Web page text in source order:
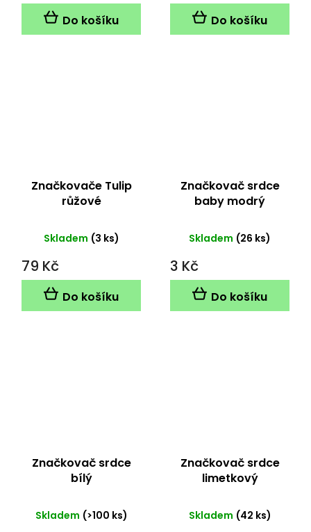
Do košíku Do košíku
Značkovače Tulip
růžové
Skladem (3 ks)
79 Kč
Do košíku
Značkovač srdce
baby modrý
Skladem (26 ks)
3 Kč
Do košíku
Značkovač srdce
bílý
Skladem (>100 ks)
Značkovač srdce
limetkový
Skladem (42 ks)